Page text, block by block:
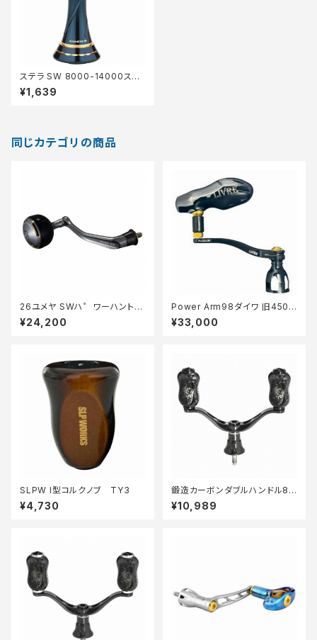
ステラ SW 8000-14000スフ
ェロス SW 8000PG/8000HG
ブラックゴールド R9-BS-BNG
¥1,639
同じカテゴリの商品
26ユメヤ SWハ゜ワーハント゛
ル 85ラウント゛
¥24,200
Power Arm98ダイワ 旧450
0〜5500 新8000〜14000
¥33,000
SLPW I型コルクノブ TY3
¥4,730
鍛造カーボンダブルハンドル82
mm シマノ ブラック H1S82YD
22DFBKBK
¥10,989